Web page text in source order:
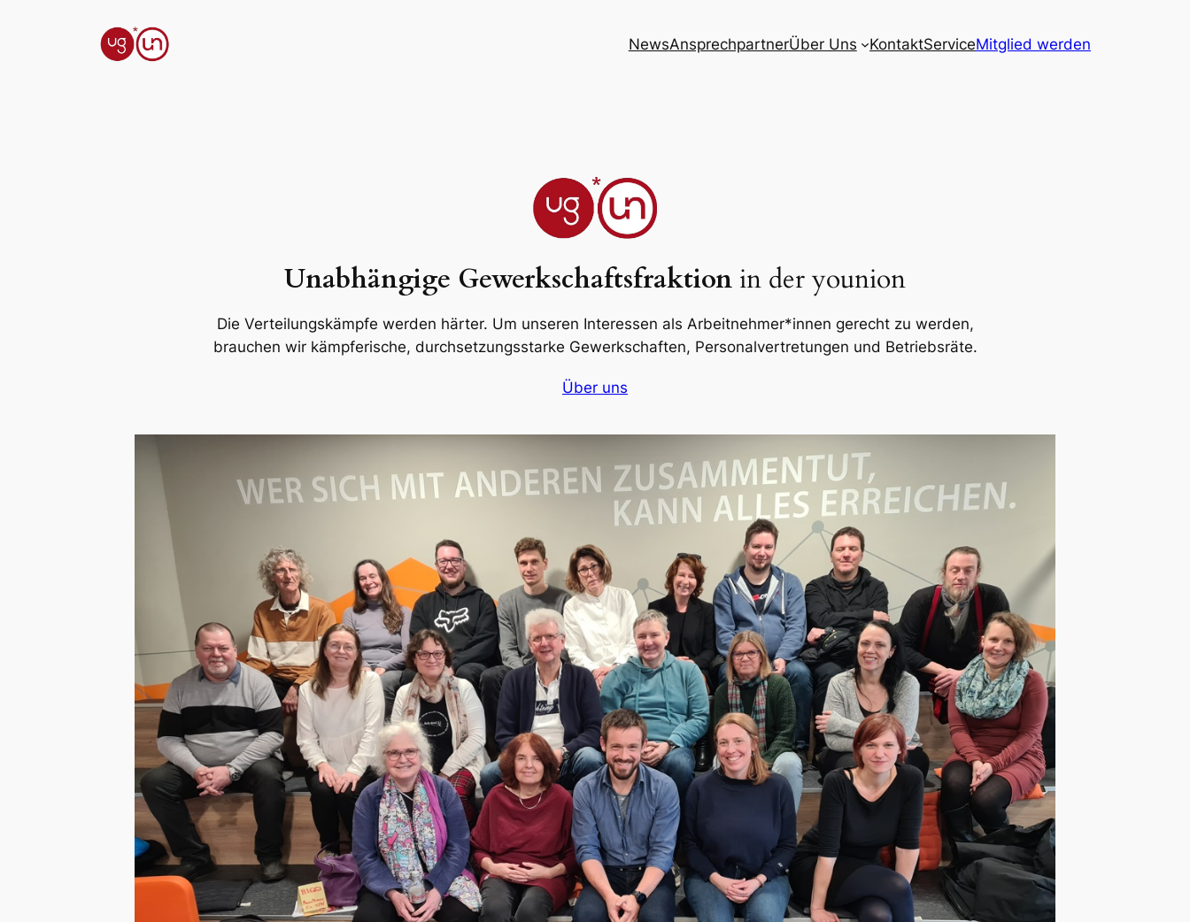
NewsAnsprechpartnerÜber Uns KontaktServiceMitglied werden
Unabhängige Gewerkschaftsfraktion in der younion
Die Verteilungskämpfe werden härter. Um unseren Interessen als Arbeitnehmer*innen gerecht zu werden,
brauchen wir kämpferische, durchsetzungsstarke Gewerkschaften, Personalvertretungen und Betriebsräte.
Über uns